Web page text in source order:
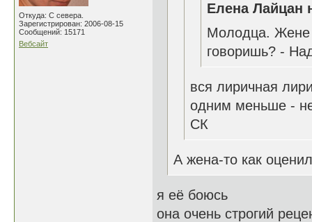
Откуда: С севера.
Зарегистрирован: 2006-08-15
Сообщений: 15171
Вебсайт
Елена Лайцан
Молодца. Жене
говоришь? -
вся лиричная
одним меньше -
СК
А жена-то как
я её боюсь
она очень строгий